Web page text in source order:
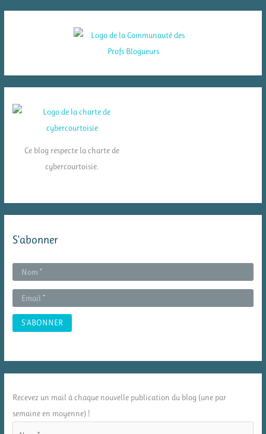
Ce blog respecte la charte de
cybercourtoisie.
S’abonner
Recevez un mail à chaque nouvelle publication du blog (une par
semaine en moyenne) !